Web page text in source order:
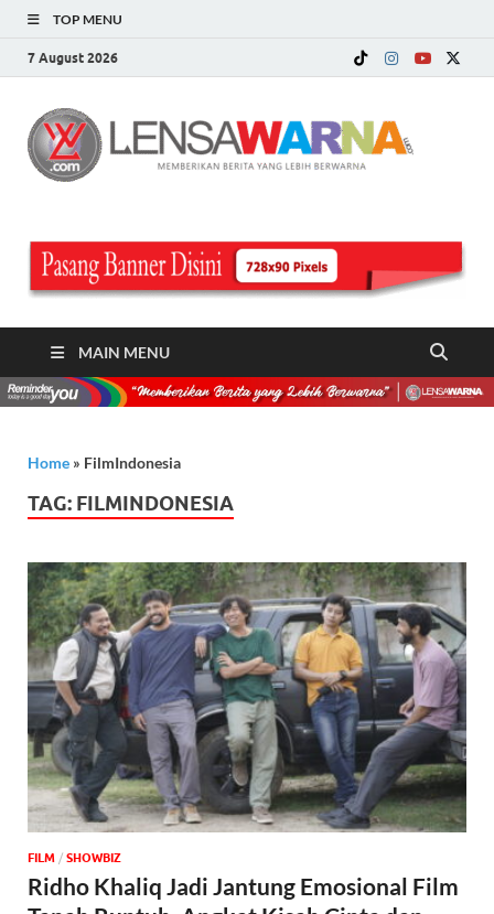
TOP MENU
7 August 2026
MAIN MENU
Home » FilmIndonesia
TAG: FILMINDONESIA
FILM / ‎SHOWBIZ
Ridho Khaliq Jadi Jantung Emosional Film